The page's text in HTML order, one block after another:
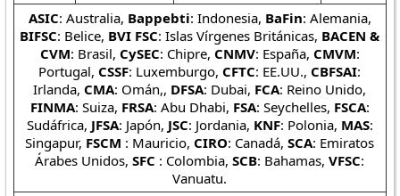
ASIC: Australia, Bappebti: Indonesia, BaFin: Alemania,
BIFSC: Belice, BVI FSC: Islas Vírgenes Británicas, BACEN &
CVM: Brasil, CySEC: Chipre, CNMV: España, CMVM:
Portugal, CSSF: Luxemburgo, CFTC: EE.UU., CBFSAI:
Irlanda, CMA: Omán,, DFSA: Dubai, FCA: Reino Unido,
FINMA: Suiza, FRSA: Abu Dhabi, FSA: Seychelles, FSCA:
Sudáfrica, JFSA: Japón, JSC: Jordania, KNF: Polonia, MAS:
Singapur, FSCM : Mauricio, CIRO: Canadá,SCA: Emiratos
Árabes Unidos, SFC : Colombia,SCB: Bahamas,VFSC:
Vanuatu.